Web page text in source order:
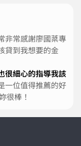
非常感謝廖國棻專
貸到我想要的金
很細心的指導我該
一位值得推薦的好
很棒！